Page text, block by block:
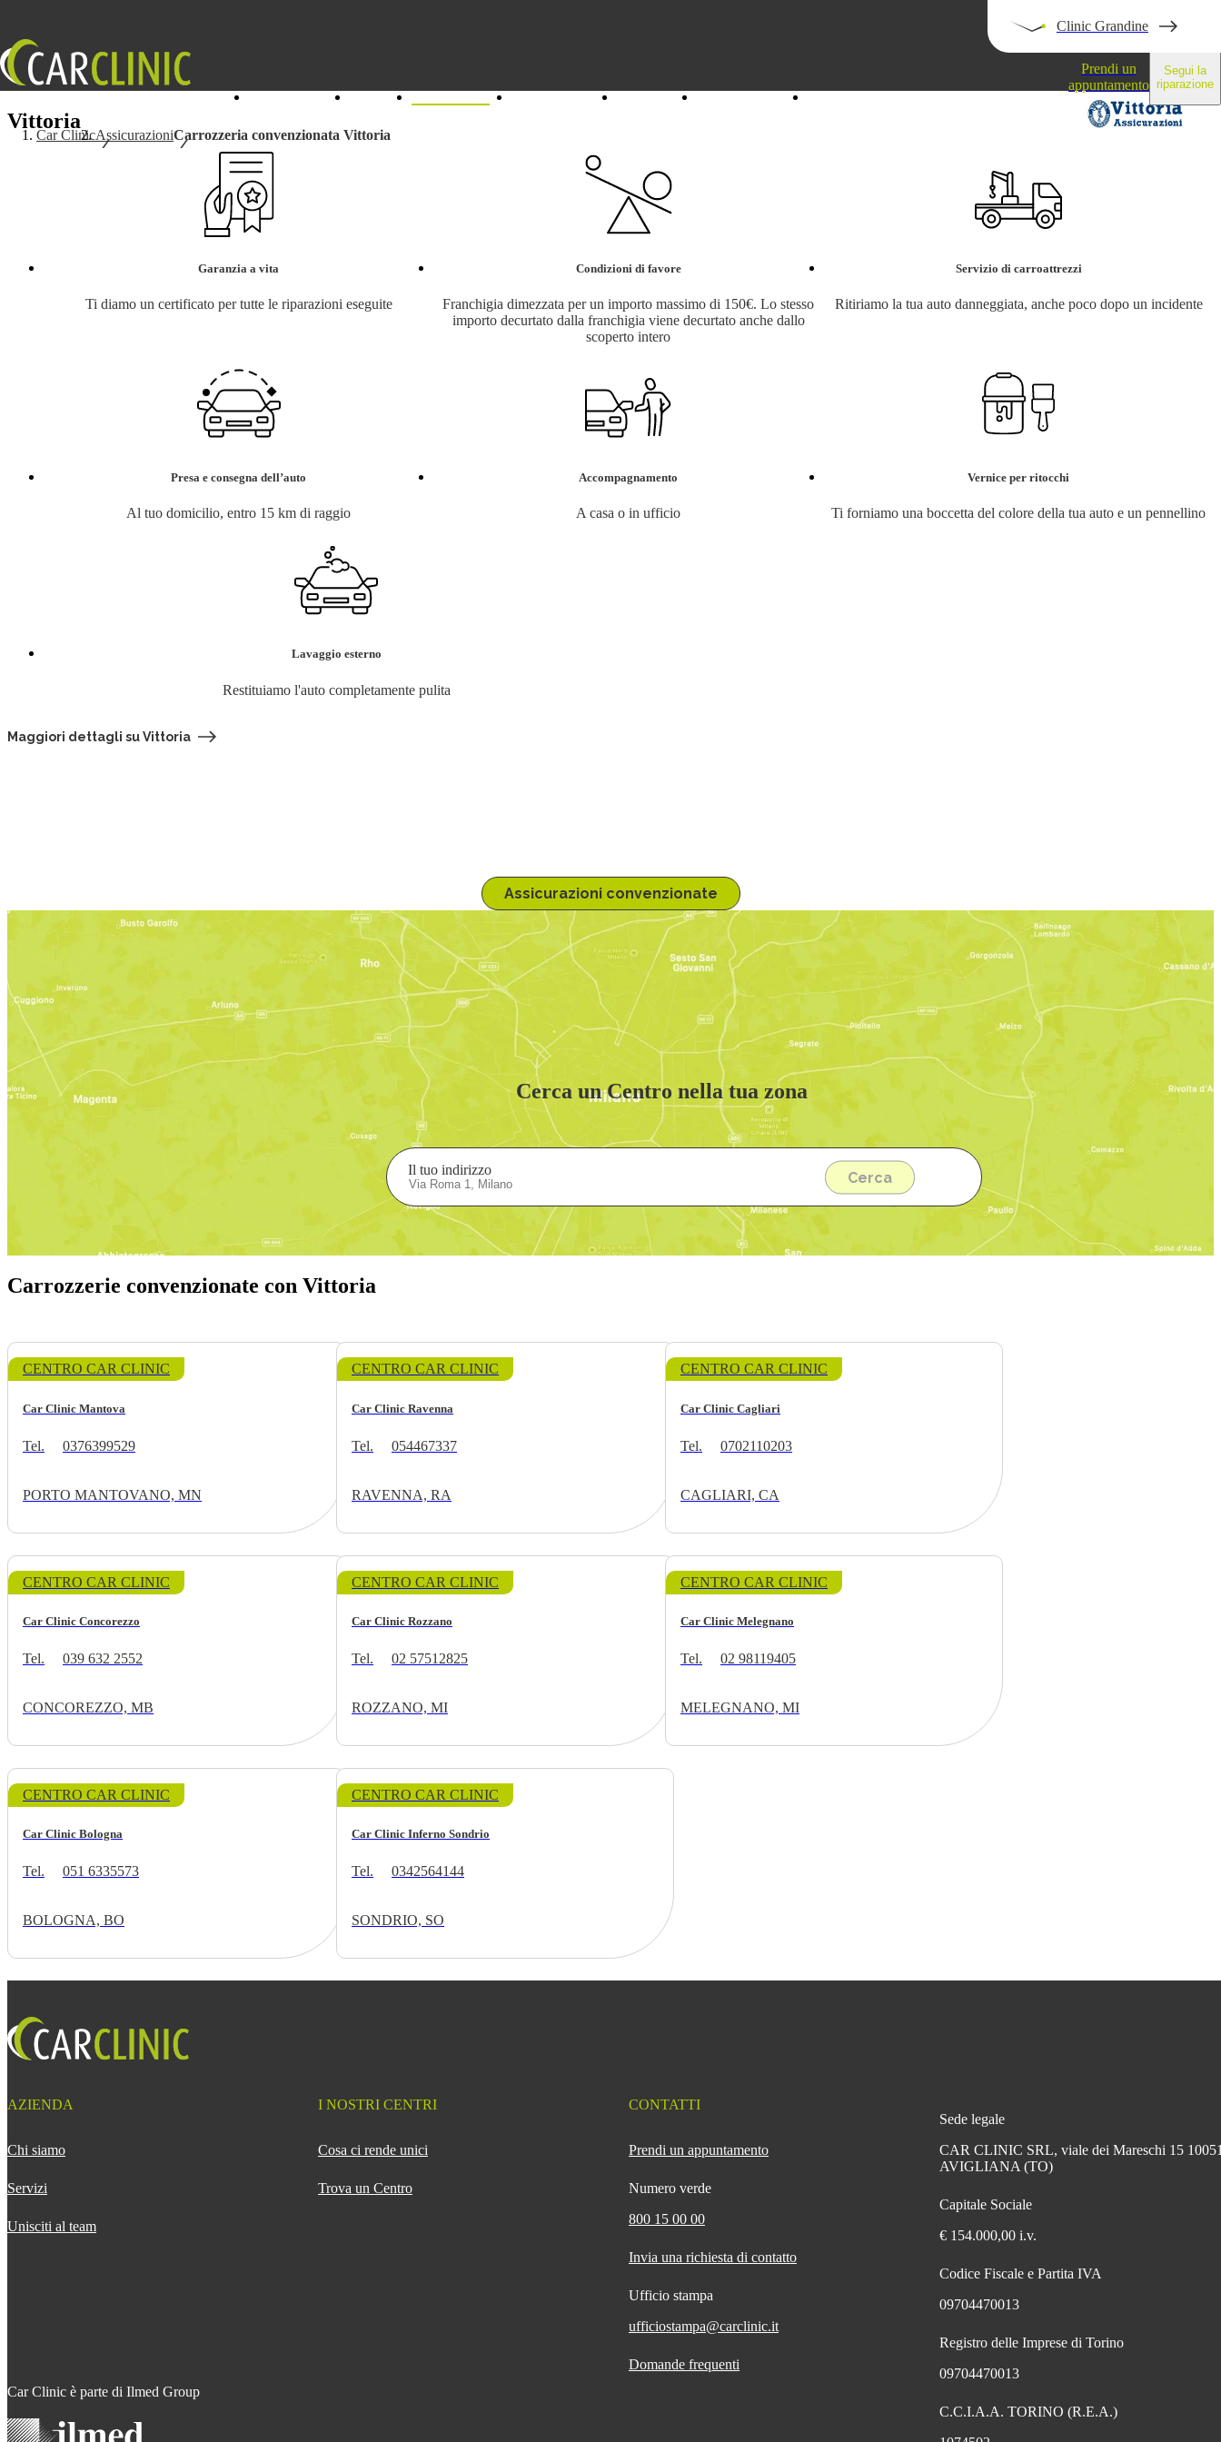
Prendi un
appuntamento
Segui la
riparazione
Clinic Grandine
Car ClinicAssicurazioniCarrozzeria convenzionata Vittoria
Vittoria
Garanzia a vita
Ti diamo un certificato per tutte le riparazioni eseguite
Condizioni di favore
Franchigia dimezzata per un importo massimo di 150€. Lo stesso
importo decurtato dalla franchigia viene decurtato anche dallo
scoperto intero
Servizio di carroattrezzi
Ritiriamo la tua auto danneggiata, anche poco dopo un incidente
Presa e consegna dell’auto
Al tuo domicilio, entro 15 km di raggio
Accompagnamento
A casa o in ufficio
Vernice per ritocchi
Ti forniamo una boccetta del colore della tua auto e un pennellino
Lavaggio esterno
Restituiamo l'auto completamente pulita
Maggiori dettagli su Vittoria
Assicurazioni convenzionate
Cerca un Centro nella tua zona
Il tuo indirizzo Cerca
Carrozzerie convenzionate con Vittoria
CENTRO CAR CLINIC
Car Clinic Mantova
Tel. 0376399529
PORTO MANTOVANO, MN
CENTRO CAR CLINIC
Car Clinic Ravenna
Tel. 054467337
RAVENNA, RA
CENTRO CAR CLINIC
Car Clinic Cagliari
Tel. 0702110203
CAGLIARI, CA
CENTRO CAR CLINIC
Car Clinic Concorezzo
Tel. 039 632 2552
CONCOREZZO, MB
CENTRO CAR CLINIC
Car Clinic Rozzano
Tel. 02 57512825
ROZZANO, MI
CENTRO CAR CLINIC
Car Clinic Melegnano
Tel. 02 98119405
MELEGNANO, MI
CENTRO CAR CLINIC
Car Clinic Bologna
Tel. 051 6335573
BOLOGNA, BO
CENTRO CAR CLINIC
Car Clinic Inferno Sondrio
Tel. 0342564144
SONDRIO, SO
AZIENDA
Chi siamo
Servizi
Unisciti al team
Car Clinic è parte di Ilmed Group
I NOSTRI CENTRI
Cosa ci rende unici
Trova un Centro
CONTATTI
Prendi un appuntamento
Numero verde
800 15 00 00
Invia una richiesta di contatto
Ufficio stampa
ufficiostampa@carclinic.it
Domande frequenti
Sede legale
CAR CLINIC SRL, viale dei Mareschi 15
AVIGLIANA (TO)
Capitale Sociale
€ 154.000,00 i.v.
Codice Fiscale e Partita IVA
09704470013
Registro delle Imprese di Torino
09704470013
C.C.I.A.A. TORINO (R.E.A.)